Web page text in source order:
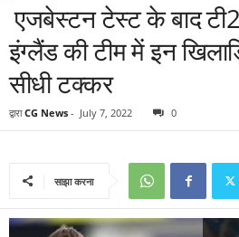
एजबेस्टन टेस्ट के बाद
इंग्लैंड की टीम में इन
सीधी टक्कर
द्वारा CG News - July 7, 2022 0
साझा करना